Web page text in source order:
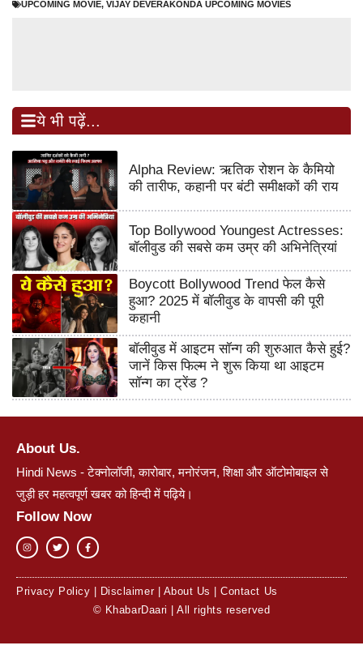
UPCOMING MOVIE, VIJAY DEVERAKONDA UPCOMING MOVIES
ये भी पढ़ें...
Alpha Review: ऋतिक रोशन के कैमियो
की तारीफ, कहानी पर बंटी समीक्षकों की राय
Top Bollywood Youngest Actresses:
बॉलीवुड की सबसे कम उम्र की अभिनेत्रियां
Boycott Bollywood Trend फेल कैसे
हुआ? 2025 में बॉलीवुड के वापसी की पूरी
कहानी
बॉलीवुड में आइटम सॉन्ग की शुरुआत कैसे हुई?
जानें किस फिल्म ने शुरू किया था आइटम
सॉन्ग का ट्रेंड ?
About Us.
Hindi News - टेक्नोलॉजी, कारोबार, मनोरंजन, शिक्षा और ऑटोमोबाइल से
जुड़ी हर महत्वपूर्ण खबर को हिन्दी में पढ़िये।
Follow Now
© KhabarDaari | All rights reserved
Privacy Policy Disclaimer| About Us |Contact Us